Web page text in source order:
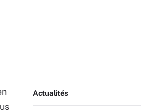
Actualités